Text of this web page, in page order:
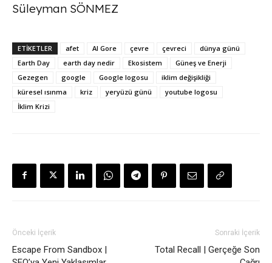
Süleyman SÖNMEZ
ETİKETLER afet Al Gore çevre çevreci
dünya günü
Earth Day
earth day nedir Ekosistem
Güneş ve Enerji
Gezegen
google Google logosu
iklim değişikliği
küresel ısınma
kriz yeryüzü günü
youtube logosu
İklim Krizi
Önceki İçerik
Escape From Sandbox |
Sonraki İçerik
Total Recall | Gerçeğe Son